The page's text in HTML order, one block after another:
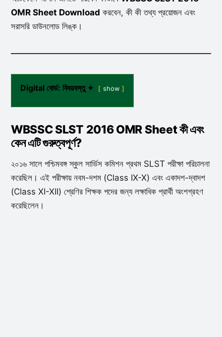
OMR Sheet Download করবেন, কী কী তথ্য প্রয়োজন এবং
সরাসরি ডাউনলোড লিঙ্ক।
Digital বোর্ড: বিষয়বস্তু ✦ show
WBSSC SLST 2016 OMR Sheet কী এবং
কেন এটি গুরুত্বপূর্ণ?
২০১৬ সালে পশ্চিমবঙ্গ স্কুল সার্ভিস কমিশন প্রথম SLST পরীক্ষা পরিচালনা
করেছিল। এই পরীক্ষায় নবম-দশম (Class IX-X) এবং একাদশ-দ্বাদশ
(Class XI-XII) শ্রেণির শিক্ষক পদের জন্য লক্ষাধিক প্রার্থী অংশগ্রহণ
করেছিলেন।